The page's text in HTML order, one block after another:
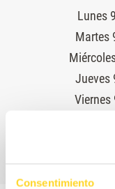
Consentimiento
Lunes
Martes
Jueves